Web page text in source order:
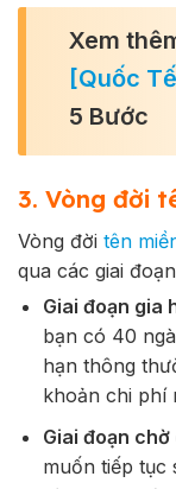
Xem
[Quốc
5 Bước
3. Vòng đời
Vòng đời tên
qua các giai
Giai đoạn gia
bạn có 40
hạn thông
khoản chi phí
Giai đoạn
muốn tiếp tục